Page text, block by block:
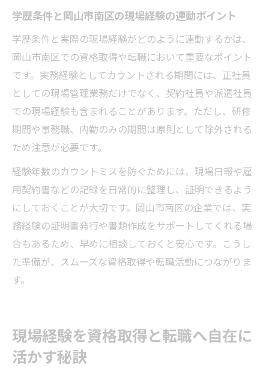
学歴条件と岡山市南区の現場経験の連動ポイント
学歴条件と実際の現場経験がどのように連動するかは、
岡山市南区での資格取得や転職において重要なポイント
です。実務経験としてカウントされる期間には、正社員
としての現場管理業務だけでなく、契約社員や派遣社員
での現場経験も含まれることがあります。ただし、研修
期間や事務職、内勤のみの期間は原則として除外される
ため注意が必要です。
経験年数のカウントミスを防ぐためには、現場日報や雇
用契約書などの記録を日常的に整理し、証明できるよう
にしておくことが大切です。岡山市南区の企業では、実
務経験の証明書発行や書類作成をサポートしてくれる場
合もあるため、早めに相談しておくと安心です。こうし
た準備が、スムーズな資格取得や転職活動につながりま
す。
現場経験を資格取得と転職へ自在に
活かす秘訣